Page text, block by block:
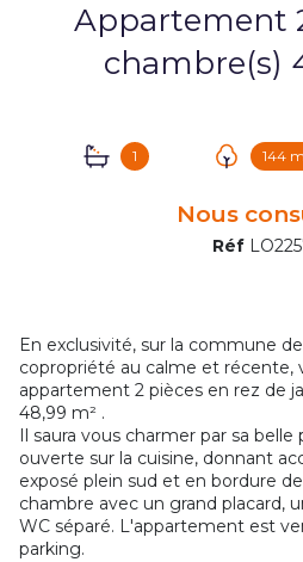
Appartement 2 pièce(s) 1
1 144
Nous
Réf
En exclusivité, sur la commune
copropriété au calme et récente,
appartement 2 pièces en rez de
48,99 m² .
Il saura vous charmer par sa
ouverte sur la cuisine, donnant
exposé plein sud et en bordure
chambre avec un grand placard,
WC séparé. L'appartement est
parking.